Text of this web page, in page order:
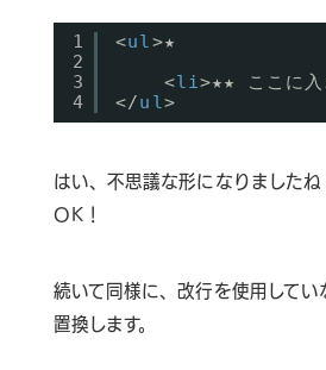
1
2
3
4
<ul>★
<li>★★ ここに
</ul>
はい、不思議な形になりました
OK！
続いて同様に、改行を使用してい
置換します。